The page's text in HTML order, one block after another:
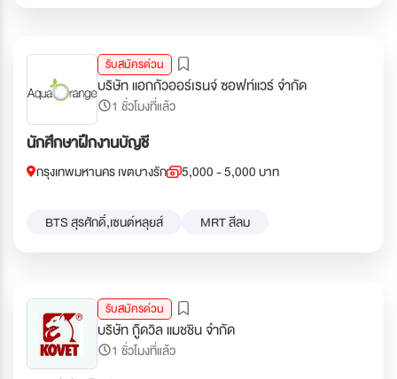
บริษัท แอกกัวออร์เรนจ์ ซอฟท์แวร์ จำกัด
1 ชั่วโมงที่แล้ว
รับสมัครด่วน
นักศึกษาฝึกงานบัญชี
กรุงเทพมหานคร เขตบางรัก 5,000 - 5,000 บาท
BTS สุรศักดิ์,เซนต์หลุยส์ MRT สีลม
บริษัท กู๊ดวิล แมชชิน จำกัด
1 ชั่วโมงที่แล้ว
รับสมัครด่วน